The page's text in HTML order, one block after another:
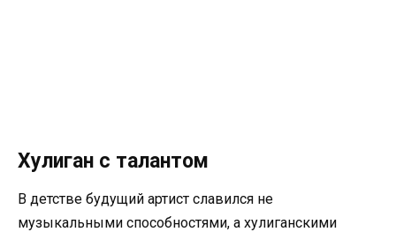
Хулиган с талантом
В детстве будущий артист славился не
музыкальными способностями, а хулиганскими